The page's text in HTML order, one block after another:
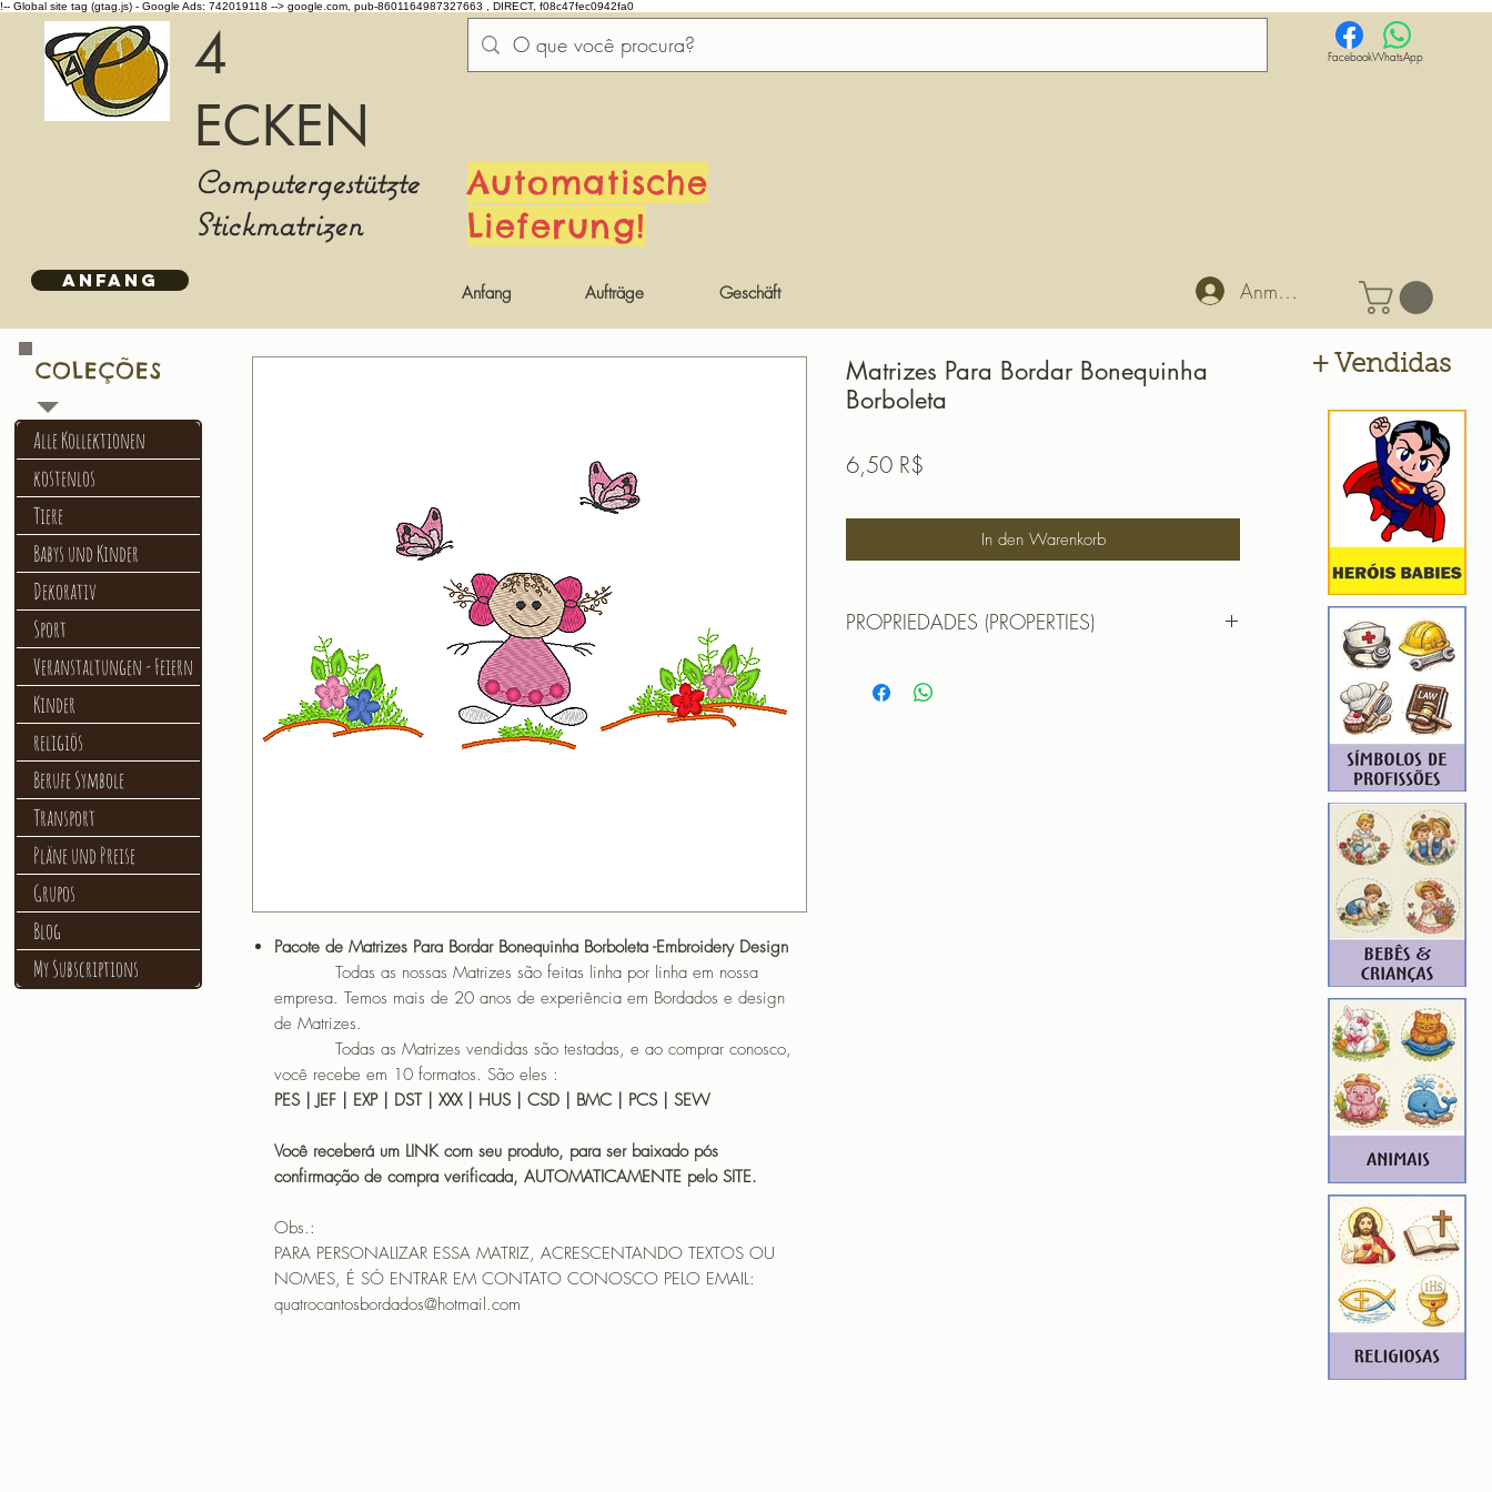
!-- Global site tag (gtag.js) - Google Ads: 742019118 --> google.com, pub-8601164987327663 , DIRECT, f08c47fec0942fa0
4
ECKEN
Computergestützte
Stickmatrizen
Automatische
Lieferung!
FacebookWhatsApp
ANFANG
Anfang Aufträge Geschäft Anmelden
Pacote de Matrizes Para Bordar Bonequinha Borboleta -Embroidery Design
Todas as nossas Matrizes são feitas linha por linha em nossa
empresa. Temos mais de 20 anos de experiência em Bordados e design
de Matrizes.
Todas as Matrizes vendidas são testadas, e ao comprar conosco,
você recebe em 10 formatos. São eles :
PES | JEF | EXP | DST | XXX | HUS | CSD | BMC | PCS | SEW
Você receberá um LINK com seu produto, para ser baixado pós
confirmação de compra verificada, AUTOMATICAMENTE pelo SITE.
Obs.:
PARA PERSONALIZAR ESSA MATRIZ, ACRESCENTANDO TEXTOS OU
NOMES, É SÓ ENTRAR EM CONTATO CONOSCO PELO EMAIL:
quatrocantosbordados@hotmail.com
Matrizes Para Bordar Bonequinha
Borboleta
6,50 R$
In den Warenkorb
PROPRIEDADES (PROPERTIES)
TAMANHO (SIZE) : 17,30cm X 9,50cm
Alle Kollektionen
kostenlos
Tiere
Babys und Kinder
Dekorativ
Sport
Veranstaltungen - Feiern
Kinder
religiös
Berufe Symbole
Transport
Pläne und Preise
Grupos
Blog
My Subscriptions
COLEÇÕES + Vendidas